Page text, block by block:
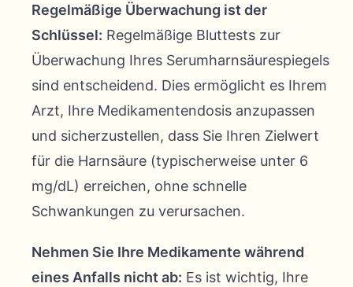
Regelmäßige Überwachung ist der
Schlüssel: Regelmäßige Bluttests zur
Überwachung Ihres Serumharnsäurespiegels
sind entscheidend. Dies ermöglicht es Ihrem
Arzt, Ihre Medikamentendosis anzupassen
und sicherzustellen, dass Sie Ihren Zielwert
für die Harnsäure (typischerweise unter 6
mg/dL) erreichen, ohne schnelle
Schwankungen zu verursachen.
Nehmen Sie Ihre Medikamente während
eines Anfalls nicht ab: Es ist wichtig, Ihre